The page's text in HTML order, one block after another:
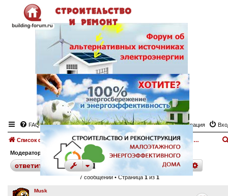
FAQ Регистрация
Список форумов Бетон, кирпич, цемент. Форум "Бетон, кирпич, цемент"
Модератор: angeltash
ответить поиск
7 сообщений • Страница1из1
Musk